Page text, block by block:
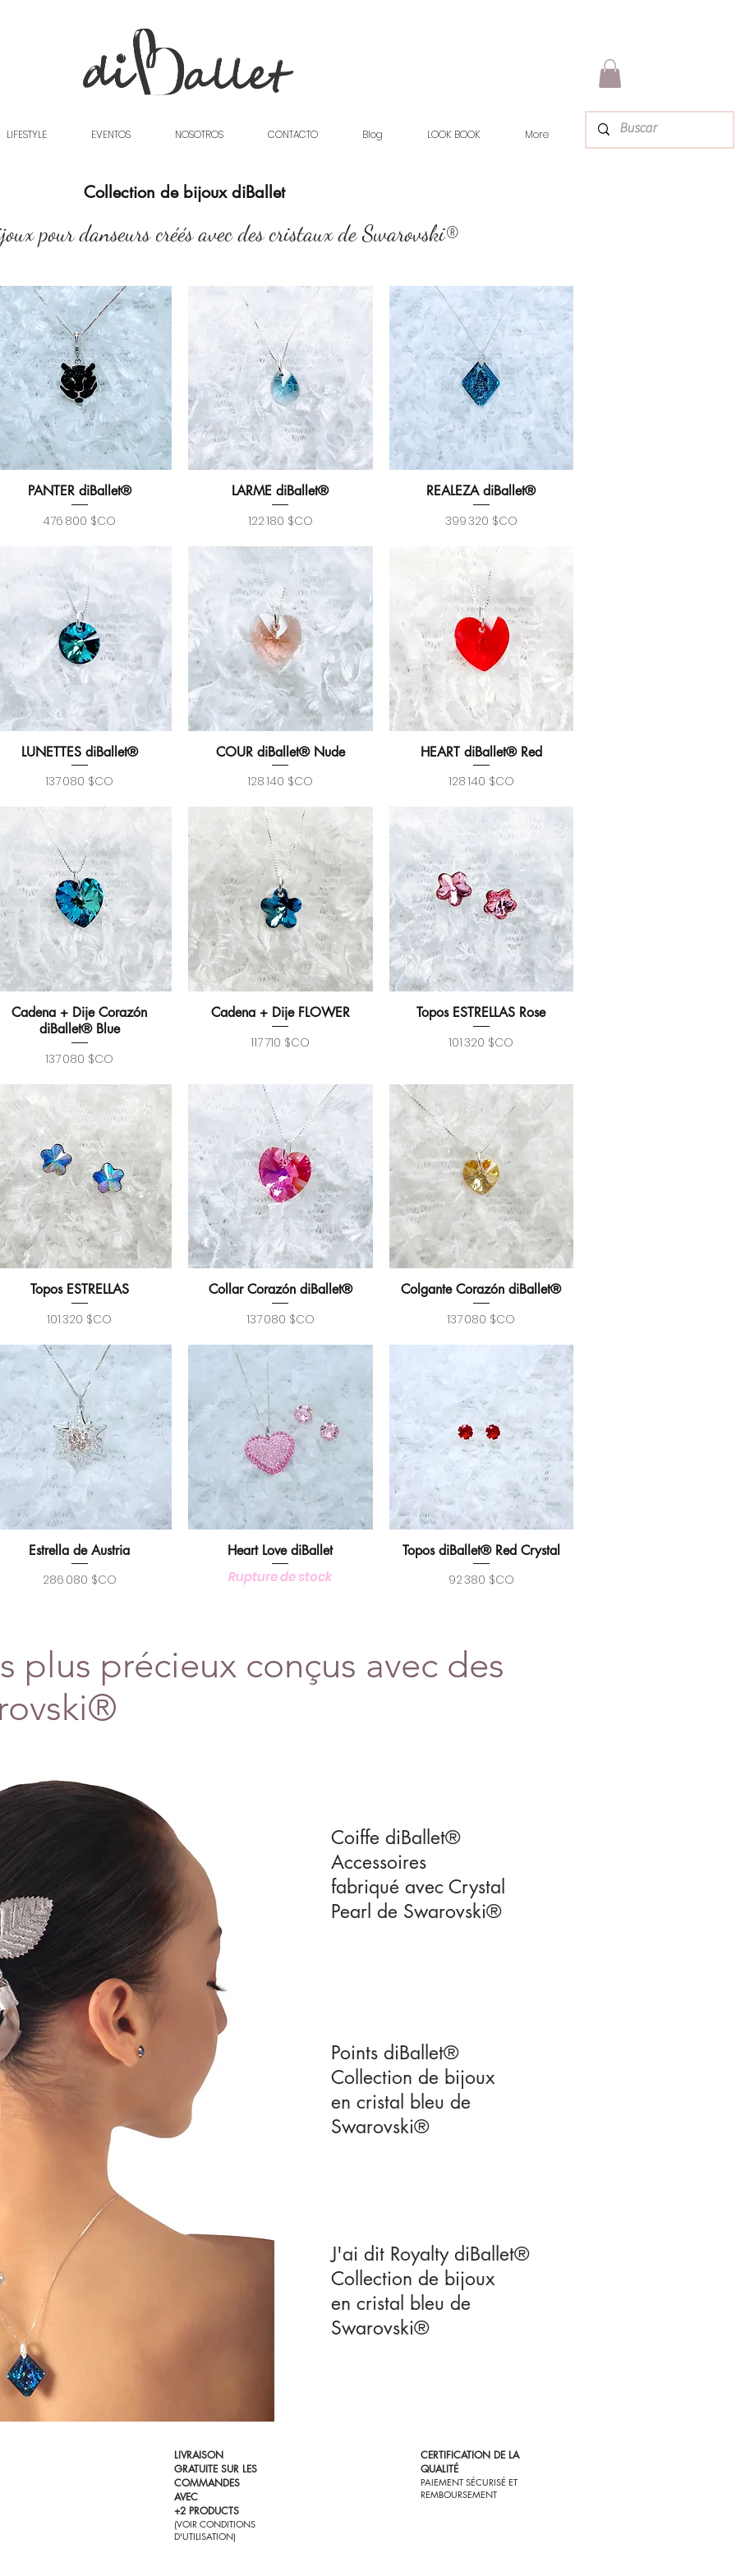
LIFESTYLE EVENTOS NOSOTROS CONTACTO Blog LOOK BOOK More
Collection de bijoux diBallet
pour danseurs créés avec des cristaux de Swarovski®
Aperçu rapide
PANTER diBallet®
Prix
476 800 $CO
Aperçu rapide
LARME diBallet®
Prix
122 180 $CO
Aperçu rapide
REALEZA diBallet®
Prix
399 320 $CO
Aperçu rapide
LUNETTES diBallet®
Prix
137 080 $CO
Aperçu rapide
COUR diBallet® Nude
Prix
128 140 $CO
Aperçu rapide
HEART diBallet® Red
Prix
128 140 $CO
Aperçu rapide
Cadena + Dije Corazón
diBallet® Blue
Prix
137 080 $CO
Aperçu rapide
Cadena + Dije FLOWER
Prix
117 710 $CO
Aperçu rapide
Topos ESTRELLAS Rose
Prix
101 320 $CO
Aperçu rapide
Topos ESTRELLAS
Prix
101 320 $CO
Aperçu rapide
Collar Corazón diBallet®
Prix
137 080 $CO
Aperçu rapide
Colgante Corazón diBallet®
Prix
137 080 $CO
Aperçu rapide
Estrella de Austria
Prix
286 080 $CO
Aperçu rapide
Heart Love diBallet
Rupture de stock
Aperçu rapide
Topos diBallet® Red Crystal
Prix
92 380 $CO
plus précieux conçus avec des
Coiffe diBallet®
Accessoires
fabriqué avec Crystal
Pearl de Swarovski®
Points diBallet®
Collection de bijoux
en cristal bleu de
Swarovski®
J'ai dit Royalty diBallet®
Collection de bijoux
en cristal bleu de
Swarovski®
LIVRAISON
GRATUITE SUR LES
COMMANDES
AVEC
+2 PRODUCTS
(VOIR CONDITIONS
D'UTILISATION)
CERTIFICATION DE LA
QUALITÉ
PAIEMENT SÉCURISÉ ET
REMBOURSEMENT